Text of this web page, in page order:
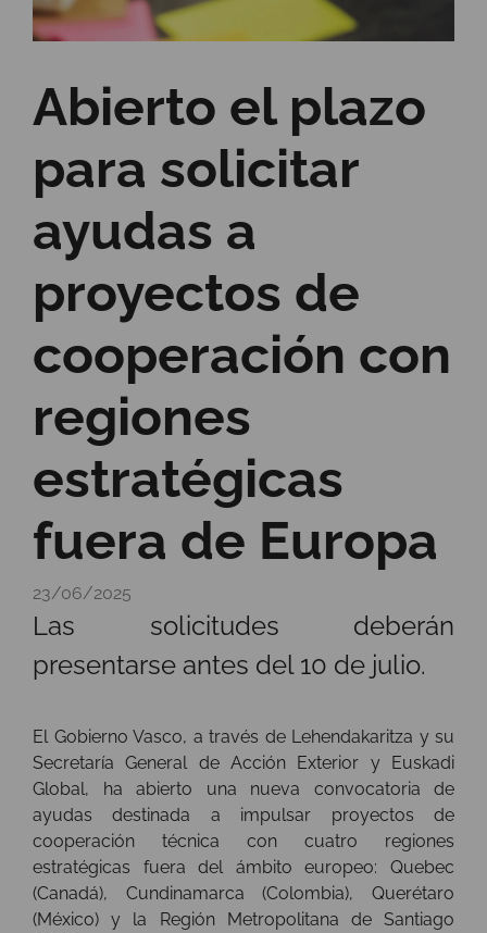
Abierto el plazo
para solicitar
ayudas a
proyectos de
cooperación con
regiones
estratégicas
fuera de Europa
23/06/2025
Las solicitudes deberán
presentarse antes del 10 de julio.
El Gobierno Vasco, a través de Lehendakaritza y su
Secretaría General de Acción Exterior y Euskadi
Global, ha abierto una nueva convocatoria de
ayudas destinada a impulsar proyectos de
cooperación técnica con cuatro regiones
estratégicas fuera del ámbito europeo: Quebec
(Canadá), Cundinamarca (Colombia), Querétaro
(México) y la Región Metropolitana de Santiago